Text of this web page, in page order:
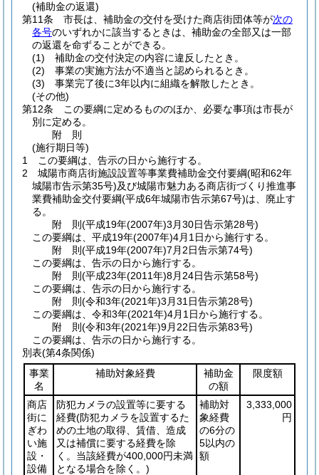
(補助金の返還)
第11条
市長は、補助金の交付を受けた商店街団体等が次の
各号のいずれかに該当するときは、補助金の全部又は一部
の返還を命ずることができる。
(1)
補助金の交付決定の内容に違反したとき。
(2)
事業の実施方法が不適当と認められるとき。
(3)
事業完了後に3年以内に組織を解散したとき。
(その他)
第12条
この要綱に定めるもののほか、必要な事項は市長が
別に定める。
附 則
(施行期日等)
1
この要綱は、告示の日から施行する。
2
城陽市商店街施設設置等事業費補助金交付要綱(昭和62年
城陽市告示第35号)及び城陽市魅力ある商店街づくり推進事
業費補助金交付要綱(平成6年城陽市告示第67号)は、廃止す
る。
附 則(平成19年(2007年)3月30日告示第28号)
この要綱は、平成19年(2007年)4月1日から施行する。
附 則(平成19年(2007年)7月2日告示第74号)
この要綱は、告示の日から施行する。
附 則(平成23年(2011年)8月24日告示第58号)
この要綱は、告示の日から施行する。
附 則(令和3年(2021年)3月31日告示第28号)
この要綱は、令和3年(2021年)4月1日から施行する。
附 則(令和3年(2021年)9月22日告示第83号)
この要綱は、告示の日から施行する。
別表(第4条関係)
事業
名
補助対象経費
補助金
の額
限度額
商店
街に
ぎわ
い施
設・
設備
防犯カメラの設置等に要する
経費(防犯カメラを設置するた
めの土地の取得、賃借、造成
又は補償に要する経費を除
く。当該経費が400,000円未満
となる場合を除く。)
補助対
象経費
の6分の
5以内の
額
3,333,000
円